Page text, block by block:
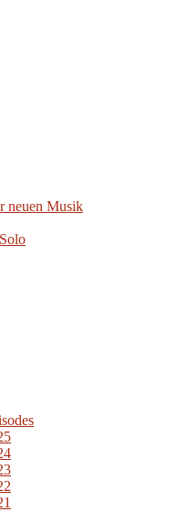
neuen Musik